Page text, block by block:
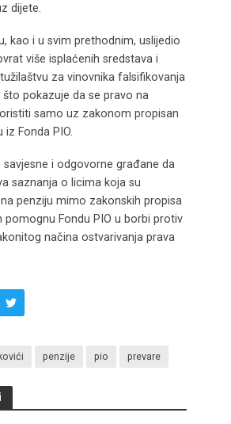
dijete.
kao i u svim prethodnim, uslijedio
više isplaćenih sredstava i
za vinovnika falsifikovanja
pokazuje da se pravo na
samo uz zakonom propisan
iz Fonda PIO.
savjesne i odgovorne građane da
saznanja o licima koja su
penziju mimo zakonskih propisa
pomognu Fondu PIO u borbi protiv
načina ostvarivanja prava
penzije pio prevare